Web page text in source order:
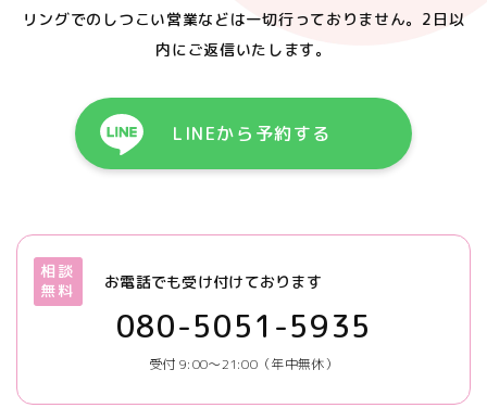
リングでのしつこい営業などは一切行っておりません。 2日以
内にご返信いたします。
LINEから予約する
お電話でも受け付けております
相談
無料
080-5051-5935
受付 9:00～21:00（年中無休）